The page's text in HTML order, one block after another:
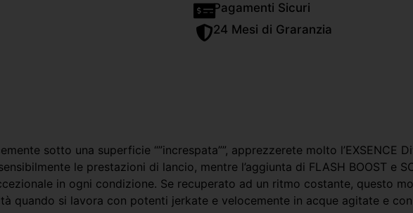
Pagamenti Sicuri
24 Mesi di Graranzia
sotto una superficie “”increspata””, apprezzerete molto l’EXSENCE
le prestazioni di lancio, mentre l’aggiunta di FLASH BOOST e
in ogni condizione. Se recuperato ad un ritmo costante, questo
quando si lavora con potenti jerkate e velocemente in acque agitate e